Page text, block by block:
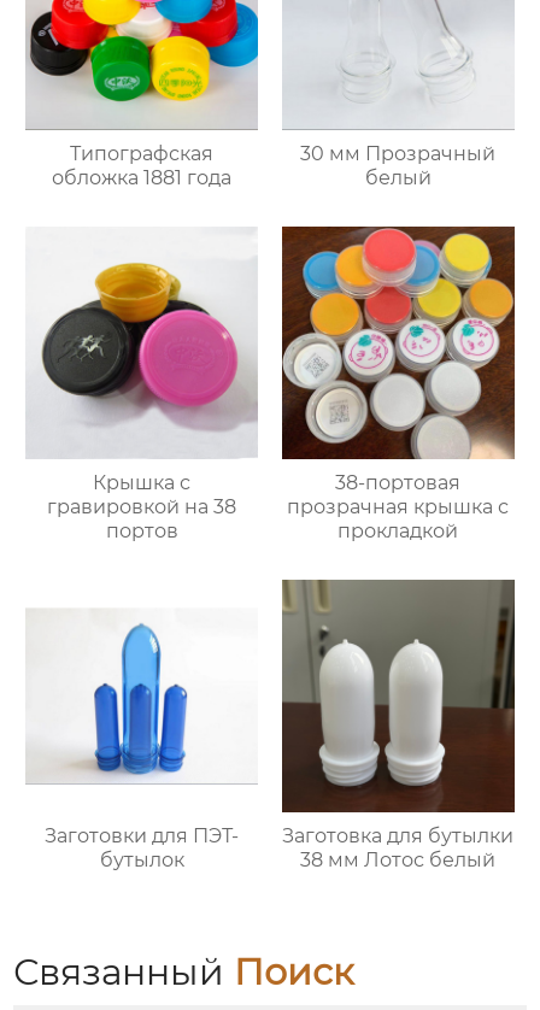
Типографская
обложка 1881 года
30 мм Прозрачный
белый
Крышка с
гравировкой на 38
портов
38-портовая
прозрачная крышка с
прокладкой
Заготовки для ПЭТ-
бутылок
Заготовка для бутылки
38 мм Лотос белый
Связанный Поиск